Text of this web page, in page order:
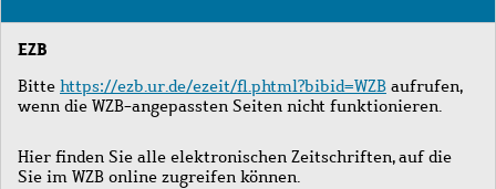
Journals
EZB
Bitte https://ezb.ur.de/ezeit/fl.phtml?bibid=WZB aufrufen,
wenn die WZB-angepassten Seiten nicht funktionieren.
Hier finden Sie alle elektronischen Zeitschriften, auf die
Sie im WZB online zugreifen können.